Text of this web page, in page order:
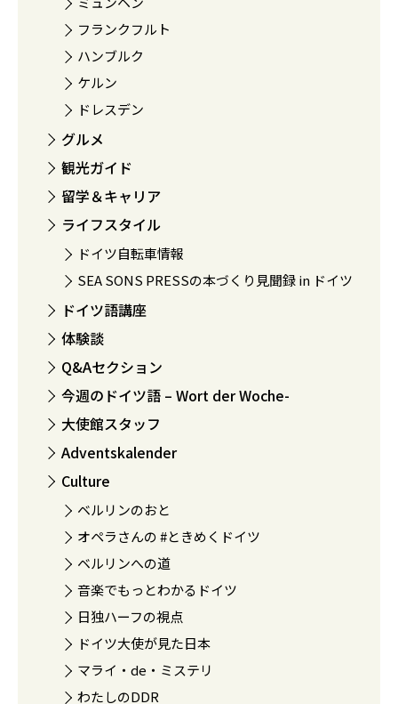
フランクフルト
ハンブルク
ケルン
ドレスデン
グルメ
観光ガイド
留学＆キャリア
ライフスタイル
ドイツ自転車情報
SEA SONS PRESSの本づくり見聞録 in ドイツ
ドイツ語講座
体験談
Q&Aセクション
今週のドイツ語 – Wort der Woche-
大使館スタッフ
Adventskalender
Culture
ベルリンのおと
オペラさんの #ときめくドイツ
ベルリンへの道
音楽でもっとわかるドイツ
日独ハーフの視点
ドイツ大使が見た日本
マライ・de・ミステリ
わたしのDDR